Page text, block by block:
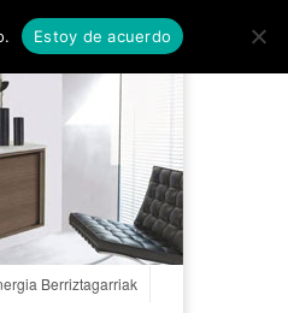
Berriztagarriak
Estoy de acuerdo